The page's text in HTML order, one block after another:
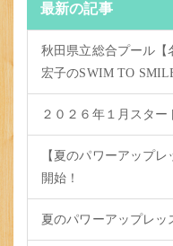
最新の記事
秋田県立総合プール【
宏子のSWIM TO
２０２６年１月スター
【夏のパワーアップ
開始！
夏のパワーアップレッ